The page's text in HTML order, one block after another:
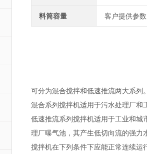
料筒容量 客户提供参数
可分为混合搅拌和低速推流两大系
混合系列搅拌机适用于污水处理厂
低速推流系列搅拌机适用于工业和城
理厂曝气池，其产生低切向流的强力
搅拌机在下列条件下应能正常连